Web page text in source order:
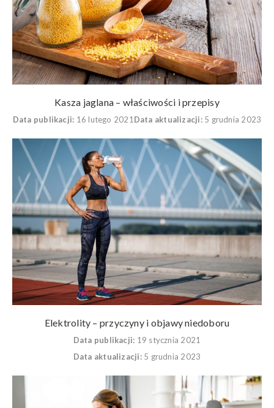
Kasza jaglana – właściwości i przepisy
Data publikacji: 16 lutego 2021 Data aktualizacji: 5 grudnia 2023
Elektrolity – przyczyny i objawy niedoboru
Data publikacji: 19 stycznia 2021
Data aktualizacji: 5 grudnia 2023